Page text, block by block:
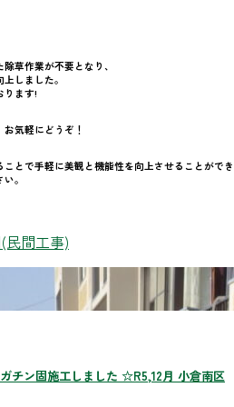
草作業が不要となり、
しました。
ります!
気軽にどうぞ！
とで手軽に美観と機能性を向上させることがで
。
民間工事)
チン固施工しました ☆R5,12月 小倉南区